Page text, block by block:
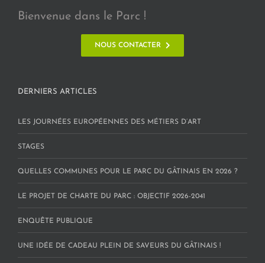
Bienvenue dans le Parc !
NOUS CONTACTER
DERNIERS ARTICLES
LES JOURNÉES EUROPÉENNES DES MÉTIERS D’ART
STAGES
QUELLES COMMUNES POUR LE PARC DU GÂTINAIS EN 2026 ?
LE PROJET DE CHARTE DU PARC : OBJECTIF 2026-2041
ENQUÊTE PUBLIQUE
UNE IDÉE DE CADEAU PLEIN DE SAVEURS DU GÂTINAIS !